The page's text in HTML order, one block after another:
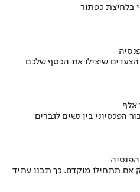
בלחיצת כפתור
שיצילו את הכסף שלכם
הפנסיוני בין נשים לגברים
הפנסיה
אם תתחילו מוקדם. כך תבנו עתיד